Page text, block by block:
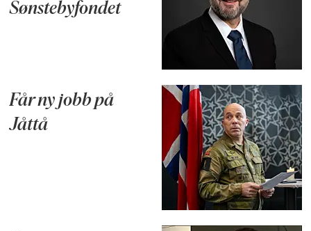
Sønstebyfondet
Får ny jobb på
Jåttå